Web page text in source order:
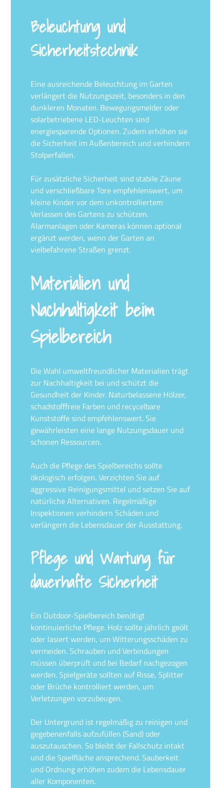
Beleuchtung und
Sicherheitstechnik
Eine ausreichende Beleuchtung im Garten
verlängert die Nutzungszeit, besonders in den
dunkleren Monaten. Bewegungsmelder oder
solarbetriebene LED-Leuchten sind
energiesparende Optionen. Zudem erhöhen sie
die Sicherheit im Außenbereich und verhindern
Stolperfallen.
Für zusätzliche Sicherheit sind stabile Zäune
und verschließbare Tore empfehlenswert, um
kleine Kinder vor dem unkontrolliertem
Verlassen des Gartens zu schützen.
Alarmanlagen oder Kameras können optional
ergänzt werden, wenn der Garten an
vielbefahrene Straßen grenzt.
Materialien und
Nachhaltigkeit beim
Spielbereich
Die Wahl umweltfreundlicher Materialien trägt
zur Nachhaltigkeit bei und schützt die
Gesundheit der Kinder. Naturbelassene Hölzer,
schadstofffreie Farben und recycelbare
Kunststoffe sind empfehlenswert. Sie
gewährleisten eine lange Nutzungsdauer und
schonen Ressourcen.
Auch die Pflege des Spielbereichs sollte
ökologisch erfolgen. Verzichten Sie auf
aggressive Reinigungsmittel und setzen Sie auf
natürliche Alternativen. Regelmäßige
Inspektionen verhindern Schäden und
verlängern die Lebensdauer der Ausstattung.
Pflege und Wartung für
dauerhafte Sicherheit
Ein Outdoor-Spielbereich benötigt
kontinuierliche Pflege. Holz sollte jährlich geölt
oder lasiert werden, um Witterungsschäden zu
vermeiden. Schrauben und Verbindungen
müssen überprüft und bei Bedarf nachgezogen
werden. Spielgeräte sollten auf Risse, Splitter
oder Brüche kontrolliert werden, um
Verletzungen vorzubeugen.
Der Untergrund ist regelmäßig zu reinigen und
gegebenenfalls aufzufüllen (Sand) oder
auszutauschen. So bleibt der Fallschutz intakt
und die Spielfläche ansprechend. Sauberkeit
und Ordnung erhöhen zudem die Lebensdauer
aller Komponenten.